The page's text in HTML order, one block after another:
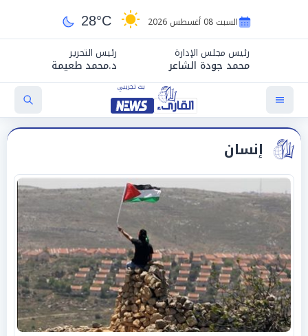
السبت 08 أغسطس 2026 28°C
رئيس مجلس الإدارة
محمد جودة الشاعر
رئيس التحرير
د.محمد طعيمة
إنسان